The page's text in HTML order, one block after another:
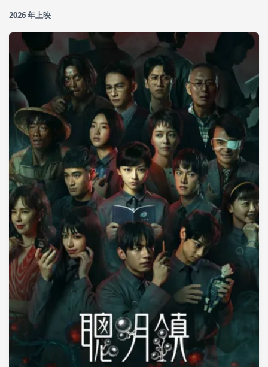
2026 年上映